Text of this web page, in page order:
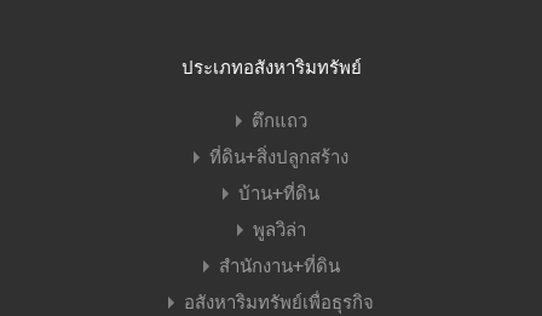
ประเภทอสังหาริมทรัพย์
ตึกแถว
ที่ดิน+สิ่งปลูกสร้าง
บ้าน+ที่ดิน
พูลวิล่า
สำนักงาน+ที่ดิน
อสังหาริมทรัพย์เพื่อธุรกิจ